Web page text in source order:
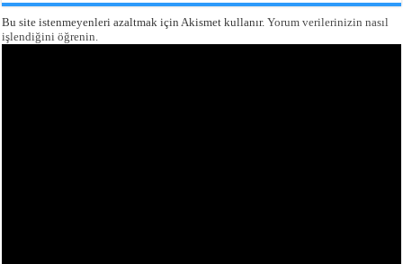
Bu site istenmeyenleri azaltmak için Akismet kullanır.Yorum verilerinizin nasıl
işlendiğini öğrenin.